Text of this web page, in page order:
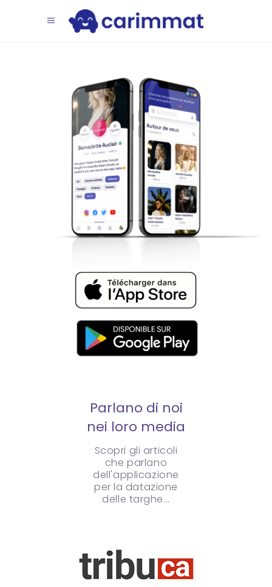
Parlano di noi
nei loro media
Scopri gli articoli
che parlano
dell'applicazione
per la datazione
delle targhe...